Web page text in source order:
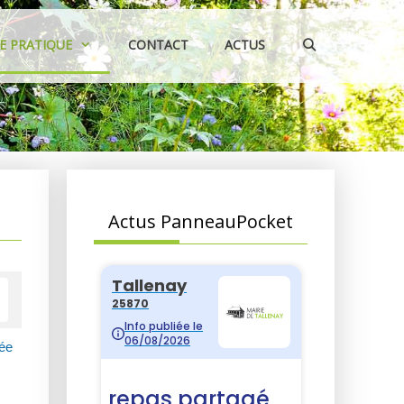
PRATIQUE CONTACT ACTUS
Actus PanneauPocket